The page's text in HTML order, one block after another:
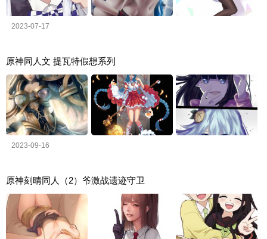
2023-07-17
原神同人文 提瓦特假想系列
2023-09-16
原神刻晴同人（2）爷激战遗迹守卫